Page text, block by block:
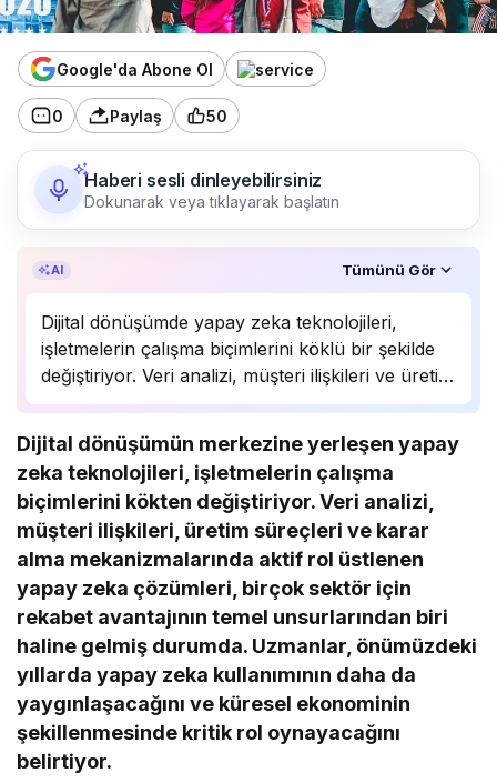
Google'da Abone Ol
0 Paylaş 50
Haberi sesli dinleyebilirsiniz
Dokunarak veya tıklayarak başlatın
AI Tümünü Gör
Dijital dönüşümde yapay zeka teknolojileri,
işletmelerin çalışma biçimlerini köklü bir şekilde
değiştiriyor. Veri analizi, müşteri ilişkileri ve üretim
süreçlerinde önemli bir rol oynayan yapay zeka,
Uzmanlar, bu teknolojinin önümüzdeki yıllarda
daha da yaygınlaşarak…
Dijital dönüşümün merkezine yerleşen yapay
zeka teknolojileri, işletmelerin çalışma
biçimlerini kökten değiştiriyor. Veri analizi,
müşteri ilişkileri, üretim süreçleri ve karar
alma mekanizmalarında aktif rol üstlenen
yapay zeka çözümleri, birçok sektör için
rekabet avantajının temel unsurlarından biri
haline gelmiş durumda. Uzmanlar, önümüzdeki
yıllarda yapay zeka kullanımının daha da
yaygınlaşacağını ve küresel ekonominin
şekillenmesinde kritik rol oynayacağını
belirtiyor.